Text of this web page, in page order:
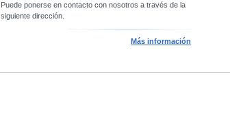
Puede ponerse en contacto con nosotros a través de la
siguiente dirección.
Más información